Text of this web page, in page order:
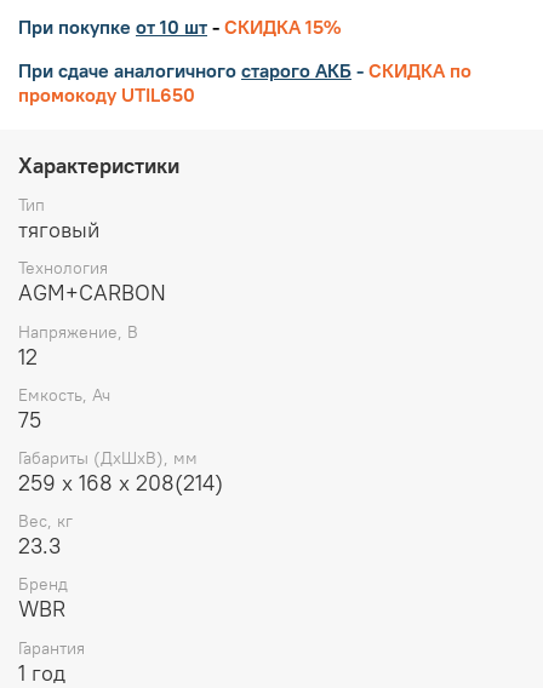
При покупке от 10 шт - СКИДКА 15%
При сдаче аналогичного старого АКБ - СКИДКА по
промокоду UTIL650
Характеристики
Тип
тяговый
Технология
AGM+CARBON
Напряжение, В
12
Емкость, Ач
75
Габариты (ДхШхВ), мм
259 х 168 х 208(214)
Вес, кг
23.3
Бренд
WBR
Гарантия
1 год